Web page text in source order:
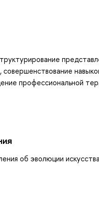
совершенствование
профессиональной
об эволюции